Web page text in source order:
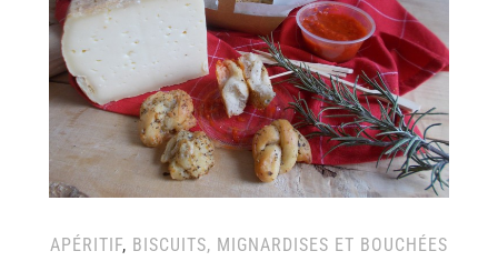
APÉRITIF, BISCUITS, MIGNARDISES ET BOUCHÉES